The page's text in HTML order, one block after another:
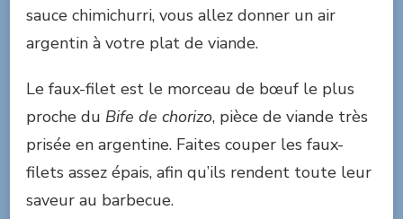
sauce chimichurri, vous allez donner un air
argentin à votre plat de viande.
Le faux-filet est le morceau de bœuf le plus
proche du Bife de chorizo, pièce de viande très
prisée en argentine. Faites couper les faux-
filets assez épais, afin qu’ils rendent toute leur
saveur au barbecue.